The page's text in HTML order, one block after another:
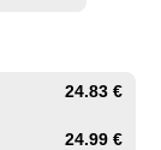
24.83 €
24.99 €